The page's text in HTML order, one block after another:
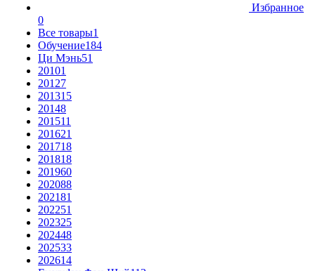
Избранное
0
Все товары1
Обучение184
Ци Мэнь51
20101
20127
201315
20148
201511
201621
201718
201818
201960
202088
202181
202251
202325
202448
202533
202614